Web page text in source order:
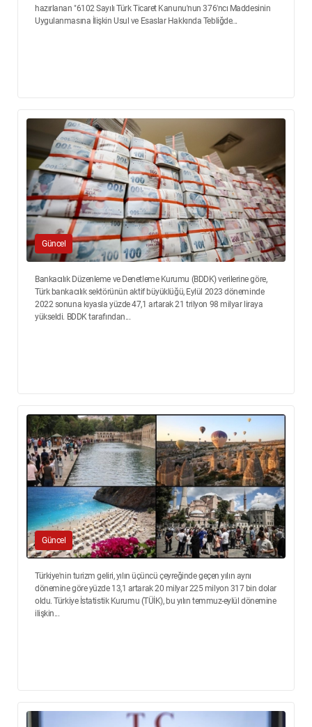
hazırlanan "6102 Sayılı Türk Ticaret Kanunu'nun 376'ncı Maddesinin
Uygulanmasına İlişkin Usul ve Esaslar Hakkında Tebliğde...
Güncel
Bankacılık Düzenleme ve Denetleme Kurumu (BDDK) verilerine göre,
Türk bankacılık sektörünün aktif büyüklüğü, Eylül 2023 döneminde
2022 sonuna kıyasla yüzde 47,1 artarak 21 trilyon 98 milyar liraya
yükseldi. BDDK tarafından...
Güncel
Türkiye'nin turizm geliri, yılın üçüncü çeyreğinde geçen yılın aynı
dönemine göre yüzde 13,1 artarak 20 milyar 225 milyon 317 bin dolar
oldu. Türkiye İstatistik Kurumu (TÜİK), bu yılın temmuz-eylül dönemine
ilişkin...